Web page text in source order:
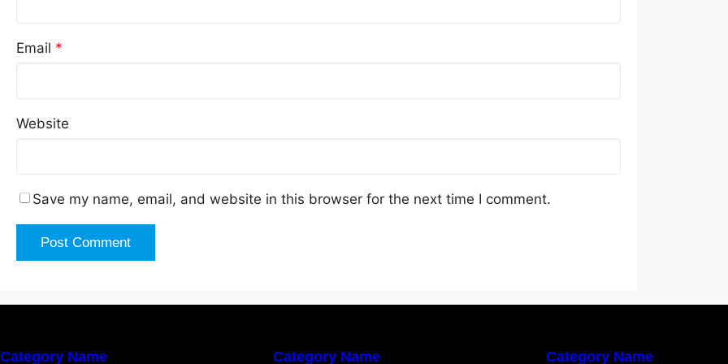
Email *
Website
Save my name, email, and website in this browser for the next time I comment.
Category Name Category Name Category Name